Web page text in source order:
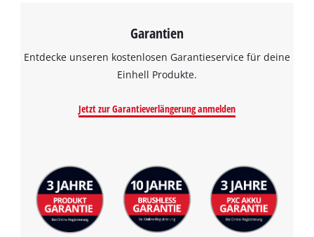
Garantien
Entdecke unseren kostenlosen Garantieservice für deine
Einhell Produkte.
Jetzt zur Garantieverlängerung anmelden